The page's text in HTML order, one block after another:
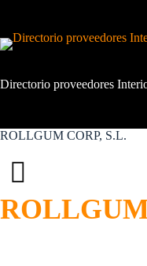
contenido
Directorio proveedores
ROLLGUM CORP, S.L.